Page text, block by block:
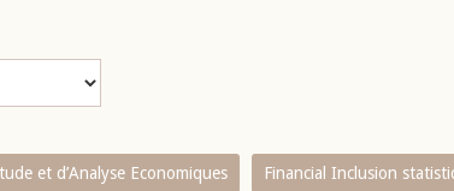
et d’Analyse Economiques Financial Inclusion